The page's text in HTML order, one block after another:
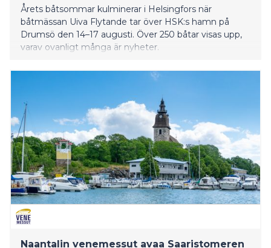
Årets båtsommar kulminerar i Helsingfors när
båtmässan Uiva Flytande tar över HSK:s hamn på
Drumsö den 14–17 augusti. Över 250 båtar visas upp,
varav ovanligt många är nyheter.
Naantalin venemessut avaa Saaristomeren